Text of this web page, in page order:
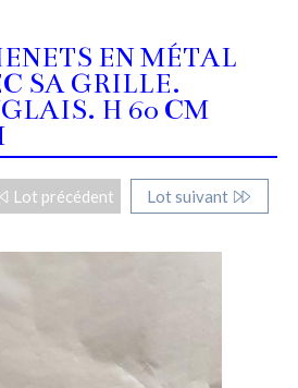
EN MÉTAL
SA GRILLE.
H 60 CM
Lot précédent Lot suivant